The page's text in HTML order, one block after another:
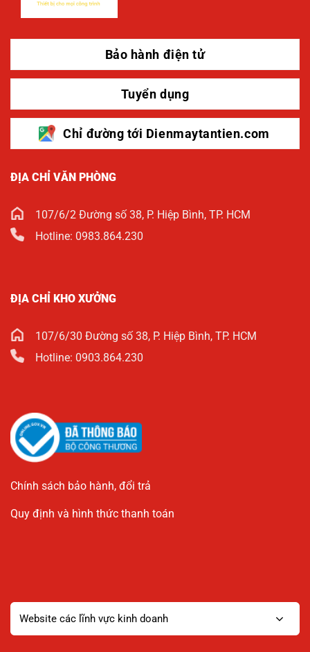
Bảo hành điện tử
Tuyển dụng
Chỉ đường tới Dienmaytantien.com
ĐỊA CHỈ VĂN PHÒNG
107/6/2 Đường số 38, P. Hiệp Bình, TP. HCM
Hotline: 0983.864.230
ĐỊA CHỈ KHO XƯỞNG
107/6/30 Đường số 38, P. Hiệp Bình, TP. HCM
Hotline: 0903.864.230
Chính sách bảo hành, đổi trả
Quy định và hình thức thanh toán
Website các lĩnh vực kinh doanh